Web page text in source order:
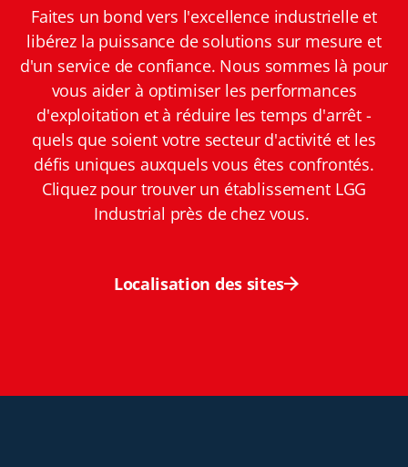
Faites un bond vers l'excellence industrielle et
libérez la puissance de solutions sur mesure et
d'un service de confiance. Nous sommes là pour
vous aider à optimiser les performances
d'exploitation et à réduire les temps d'arrêt -
quels que soient votre secteur d'activité et les
défis uniques auxquels vous êtes confrontés.
Cliquez pour trouver un établissement LGG
Industrial près de chez vous.
Localisation des sites